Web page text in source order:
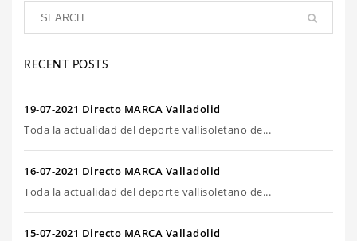
RECENT POSTS
19-07-2021 Directo MARCA Valladolid
Toda la actualidad del deporte vallisoletano de...
16-07-2021 Directo MARCA Valladolid
Toda la actualidad del deporte vallisoletano de...
15-07-2021 Directo MARCA Valladolid